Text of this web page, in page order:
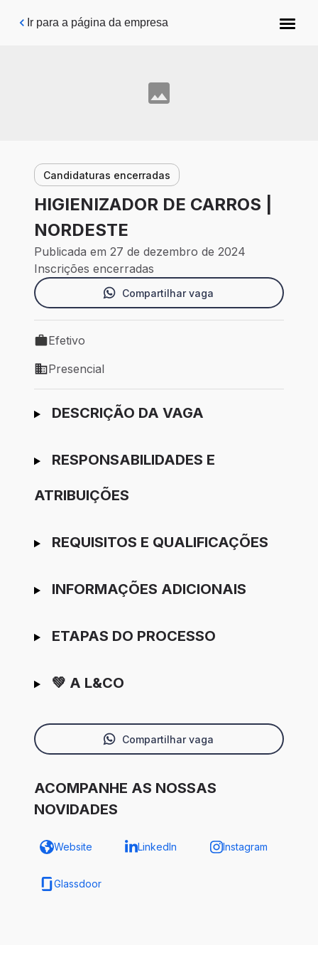
Pular para o conteúdo principal
Ir para a página da empresa
Candidaturas encerradas
HIGIENIZADOR DE CARROS |
NORDESTE
Publicada em 27 de dezembro de 2024
Inscrições encerradas
Compartilhar vaga
Tipo de vaga: Efetivo
Efetivo
Modelo de trabalho: Presencial
Presencial
Ir para candidatura
DESCRIÇÃO DA VAGA
RESPONSABILIDADES E
ATRIBUIÇÕES
REQUISITOS E QUALIFICAÇÕES
INFORMAÇÕES ADICIONAIS
ETAPAS DO PROCESSO
💚 A L&CO
Compartilhar vaga
ACOMPANHE AS NOSSAS
NOVIDADES
Website LinkedIn Instagram
Glassdoor